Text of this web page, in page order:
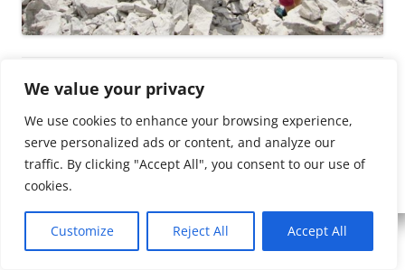
We value your privacy
We use cookies to enhance your browsing experience,
serve personalized ads or content, and analyze our
traffic. By clicking "Accept All", you consent to our use of
cookies.
Customize Reject All Accept All
Copyleft 1874-2026